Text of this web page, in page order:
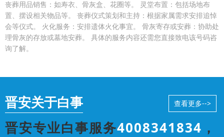
丧葬用品销售：如寿衣、骨灰盒、花圈等。 灵堂布置：包括场地布
置、摆设相关物品等。 丧葬仪式策划和主持：根据家属需求安排追悼
会等仪式。 火化服务：安排遗体火化事宜。 骨灰寄存或安葬：协助处
理骨灰的存放或墓地安葬。 具体的服务内容还需您直接致电该号码咨
询了解。
晋安关于白事 查看更多-->
晋安专业白事服务4008341834 ，